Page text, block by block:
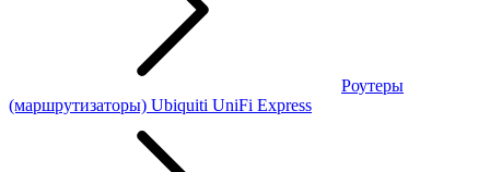
Роутеры
(маршрутизаторы) Ubiquiti UniFi Express